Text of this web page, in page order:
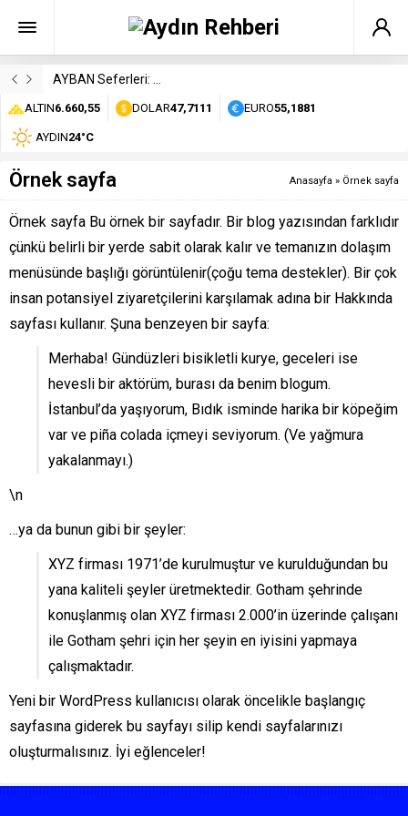
ALTIN6.660,55 DOLAR47,7111 EURO55,1881
AYDIN24°C
Örnek sayfa Anasayfa » Örnek sayfa
Örnek sayfa Bu örnek bir sayfadır. Bir blog yazısından farklıdır
çünkü belirli bir yerde sabit olarak kalır ve temanızın dolaşım
menüsünde başlığı görüntülenir(çoğu tema destekler). Bir çok
insan potansiyel ziyaretçilerini karşılamak adına bir Hakkında
sayfası kullanır. Şuna benzeyen bir sayfa:
Merhaba! Gündüzleri bisikletli kurye, geceleri ise
hevesli bir aktörüm, burası da benim blogum.
İstanbul’da yaşıyorum, Bıdık isminde harika bir köpeğim
var ve piña colada içmeyi seviyorum. (Ve yağmura
yakalanmayı.)
\n
…ya da bunun gibi bir şeyler:
XYZ firması 1971’de kurulmuştur ve kurulduğundan bu
yana kaliteli şeyler üretmektedir. Gotham şehrinde
konuşlanmış olan XYZ firması 2.000’in üzerinde çalışanı
ile Gotham şehri için her şeyin en iyisini yapmaya
çalışmaktadır.
Yeni bir WordPress kullanıcısı olarak öncelikle başlangıç
sayfasına giderek bu sayfayı silip kendi sayfalarınızı
oluşturmalısınız. İyi eğlenceler!